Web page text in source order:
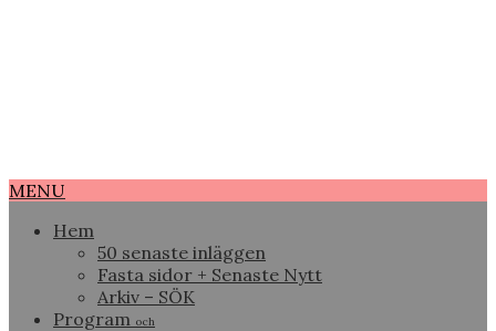
MENU
Hem
50 senaste inläggen
Fasta sidor + Senaste Nytt
Arkiv – SÖK
Program och